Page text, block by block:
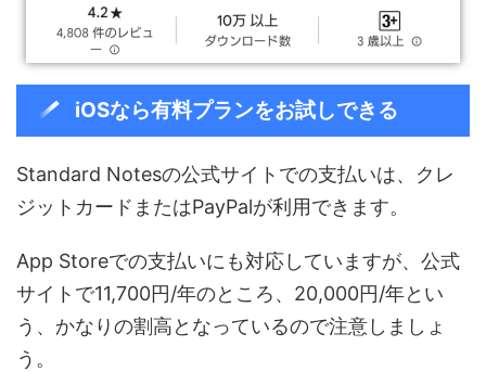
iOSなら有料プランをお試しできる
Standard Notesの公式サイトでの支払いは、クレ
ジットカードまたはPayPalが利用できます。
App Storeでの支払いにも対応していますが、公式
サイトで11,700円/年のところ、20,000円/年とい
う、かなりの割高となっているので注意しましょ
う。